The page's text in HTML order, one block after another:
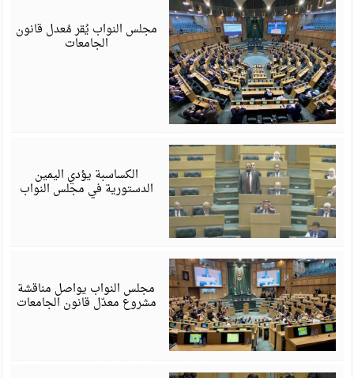
مجلس النواب يُقر مُعدل قانون
الجامعات
الكساسبة يؤدي اليمين
الدستورية في مجلس النواب
مجلس النواب يواصل مناقشة
مشروع معدّل قانون الجامعات